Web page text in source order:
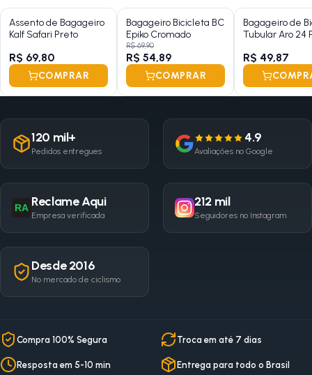
Assento de Bagageiro
Kalf Safari Preto
R$ 69,80
COMPRAR
Bagageiro Bicicleta BC
Epiko Cromado
R$ 69,90
R$ 54,89
COMPRAR
Bagageiro de
Tubular Aro 24
R$ 49,87
120 mil+
Pedidos entregues
4.9
Avaliações no Google
RA Reclame Aqui
Empresa verificada
212 mil
Seguidores no Instagram
Desde 2016
No mercado de ciclismo
Compra 100% Segura Troca em até 7 dias
Resposta em 5-10 min Entrega para todo o Brasil